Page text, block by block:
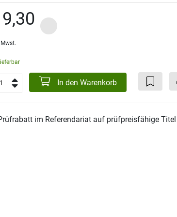
In den Warenkorb
im Referendariat auf prüfpreisfähige